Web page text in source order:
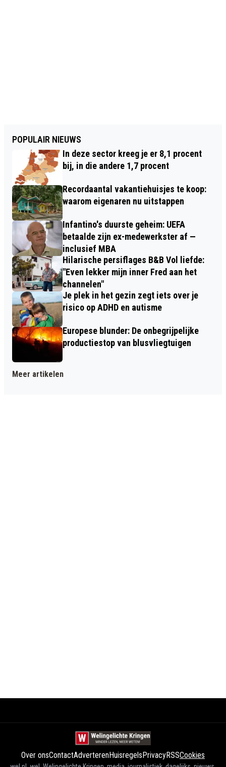
POPULAIR NIEUWS
In deze sector kreeg je er 8,1 procent
bij, in die andere 1,7 procent
Recordaantal vakantiehuisjes te koop:
waarom eigenaren nu uitstappen
Infantino's duurste geheim: UEFA
betaalde zijn ex-medewerkster af —
inclusief MBA
Hilarische persiflages B&B Vol liefde:
"Even lekker mijn inner Fred aan het
channelen"
Je plek in het gezin zegt iets over je
risico op ADHD en autisme
Europese blunder: De onbegrijpelijke
productiestop van blusvliegtuigen
Meer artikelen
Over onsContactAdverterenHuisregelsPrivacyRSSCookies